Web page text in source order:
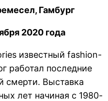
Гамбург
2020 года
известный fashion-
работал последние
смерти. Выставка
лет начиная с 1980-